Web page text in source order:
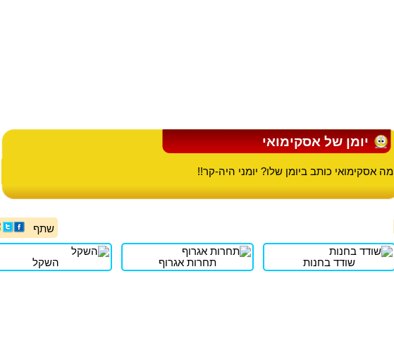
יומן של אסקימואי
מה אסקימואי כותב ביומן שלו? יומני היה-קר!!
שתף
שודד בחנות תחרות אגרוף השקל